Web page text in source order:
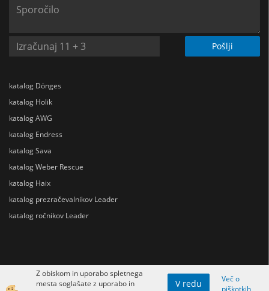
Pošlji
katalog Dönges
katalog Holik
katalog AWG
katalog Endress
katalog Sava
katalog Weber Rescue
katalog Haix
katalog prezračevalnikov Leader
katalog ročnikov Leader
Z obiskom in uporabo spletnega
mesta soglašate z uporabo in
V redu
Več o
piškotkih